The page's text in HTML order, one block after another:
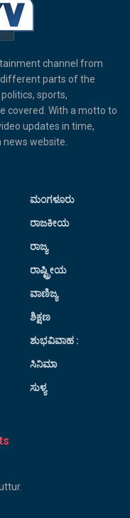
channel from
parts of the
sports,
covered. With a motto to
updates in time,
website.
ಮಂಗಳೂರು
ರಾಜಕೀಯ
ರಾಜ್ಯ
ರಾಷ್ಟ್ರೀಯ
ವಾಣಿಜ್ಯ
ಶಿಕ್ಷಣ
ಶುಭವಿವಾಹ :
ಸಿನಿಮಾ
ಸುಳ್ಯ